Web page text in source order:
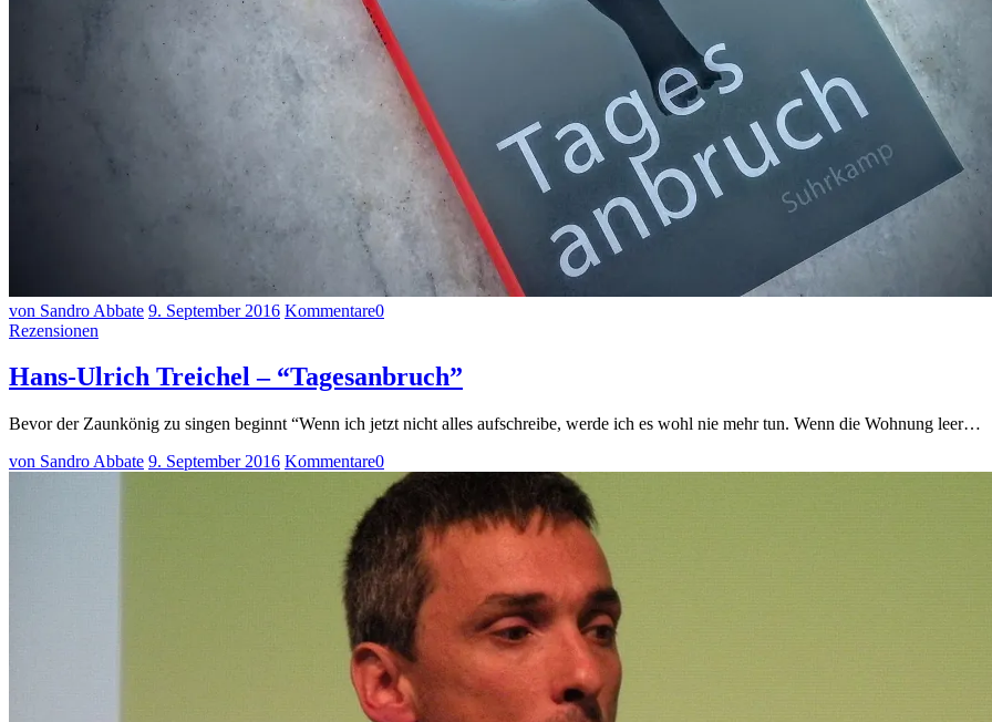
von Sandro Abbate 9. September 2016 Kommentare0
Rezensionen
Hans-Ulrich Treichel – “Tagesanbruch”
Bevor der Zaunkönig zu singen beginnt “Wenn ich jetzt nicht alles aufschreibe, werde ich es wohl nie mehr tun. Wenn die Wohnung leer…
von Sandro Abbate 9. September 2016 Kommentare0